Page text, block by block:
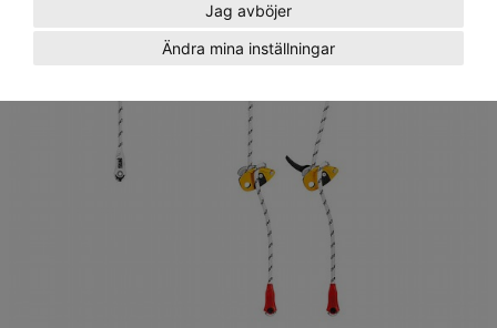
Jag avböjer
Ändra mina inställningar